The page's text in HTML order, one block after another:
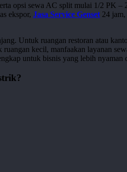
opsi sewa AC split mulai 1/2 PK –
ekspor, Jasa Service Genset 24 jam,
Untuk ruangan restoran atau
kecil, manfaakan layanan
untuk bisnis yang lebih nyaman